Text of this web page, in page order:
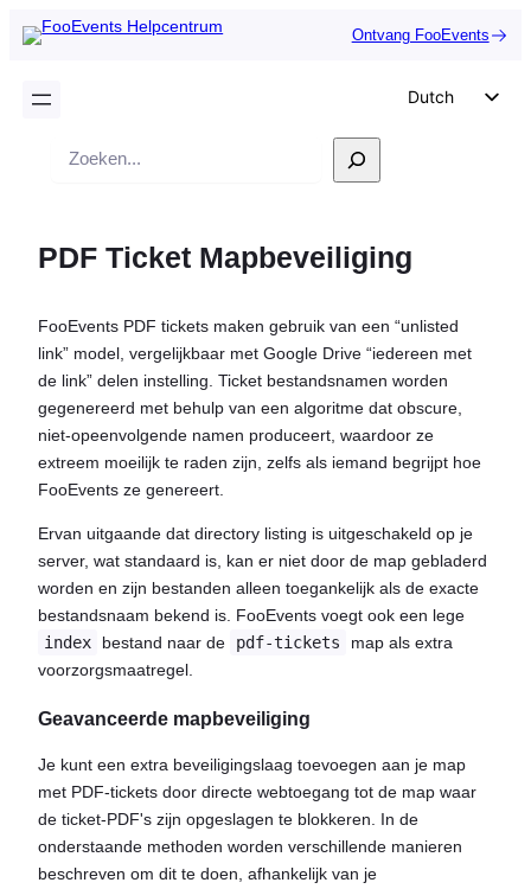
Ontvang FooEvents
Dutch
Italian
French
Polish
Czech
Zoek
PDF Ticket Mapbeveiliging
FooEvents PDF tickets maken gebruik van een “unlisted
link” model, vergelijkbaar met Google Drive “iedereen met
de link” delen instelling. Ticket bestandsnamen worden
gegenereerd met behulp van een algoritme dat obscure,
niet-opeenvolgende namen produceert, waardoor ze
extreem moeilijk te raden zijn, zelfs als iemand begrijpt hoe
FooEvents ze genereert.
Ervan uitgaande dat directory listing is uitgeschakeld op je
server, wat standaard is, kan er niet door de map gebladerd
worden en zijn bestanden alleen toegankelijk als de exacte
bestandsnaam bekend is. FooEvents voegt ook een lege
index
bestand naar de pdf-tickets
map als extra
voorzorgsmaatregel.
Geavanceerde mapbeveiliging
Je kunt een extra beveiligingslaag toevoegen aan je map
met PDF-tickets door directe webtoegang tot de map waar
de ticket-PDF's zijn opgeslagen te blokkeren. In de
onderstaande methoden worden verschillende manieren
beschreven om dit te doen, afhankelijk van je